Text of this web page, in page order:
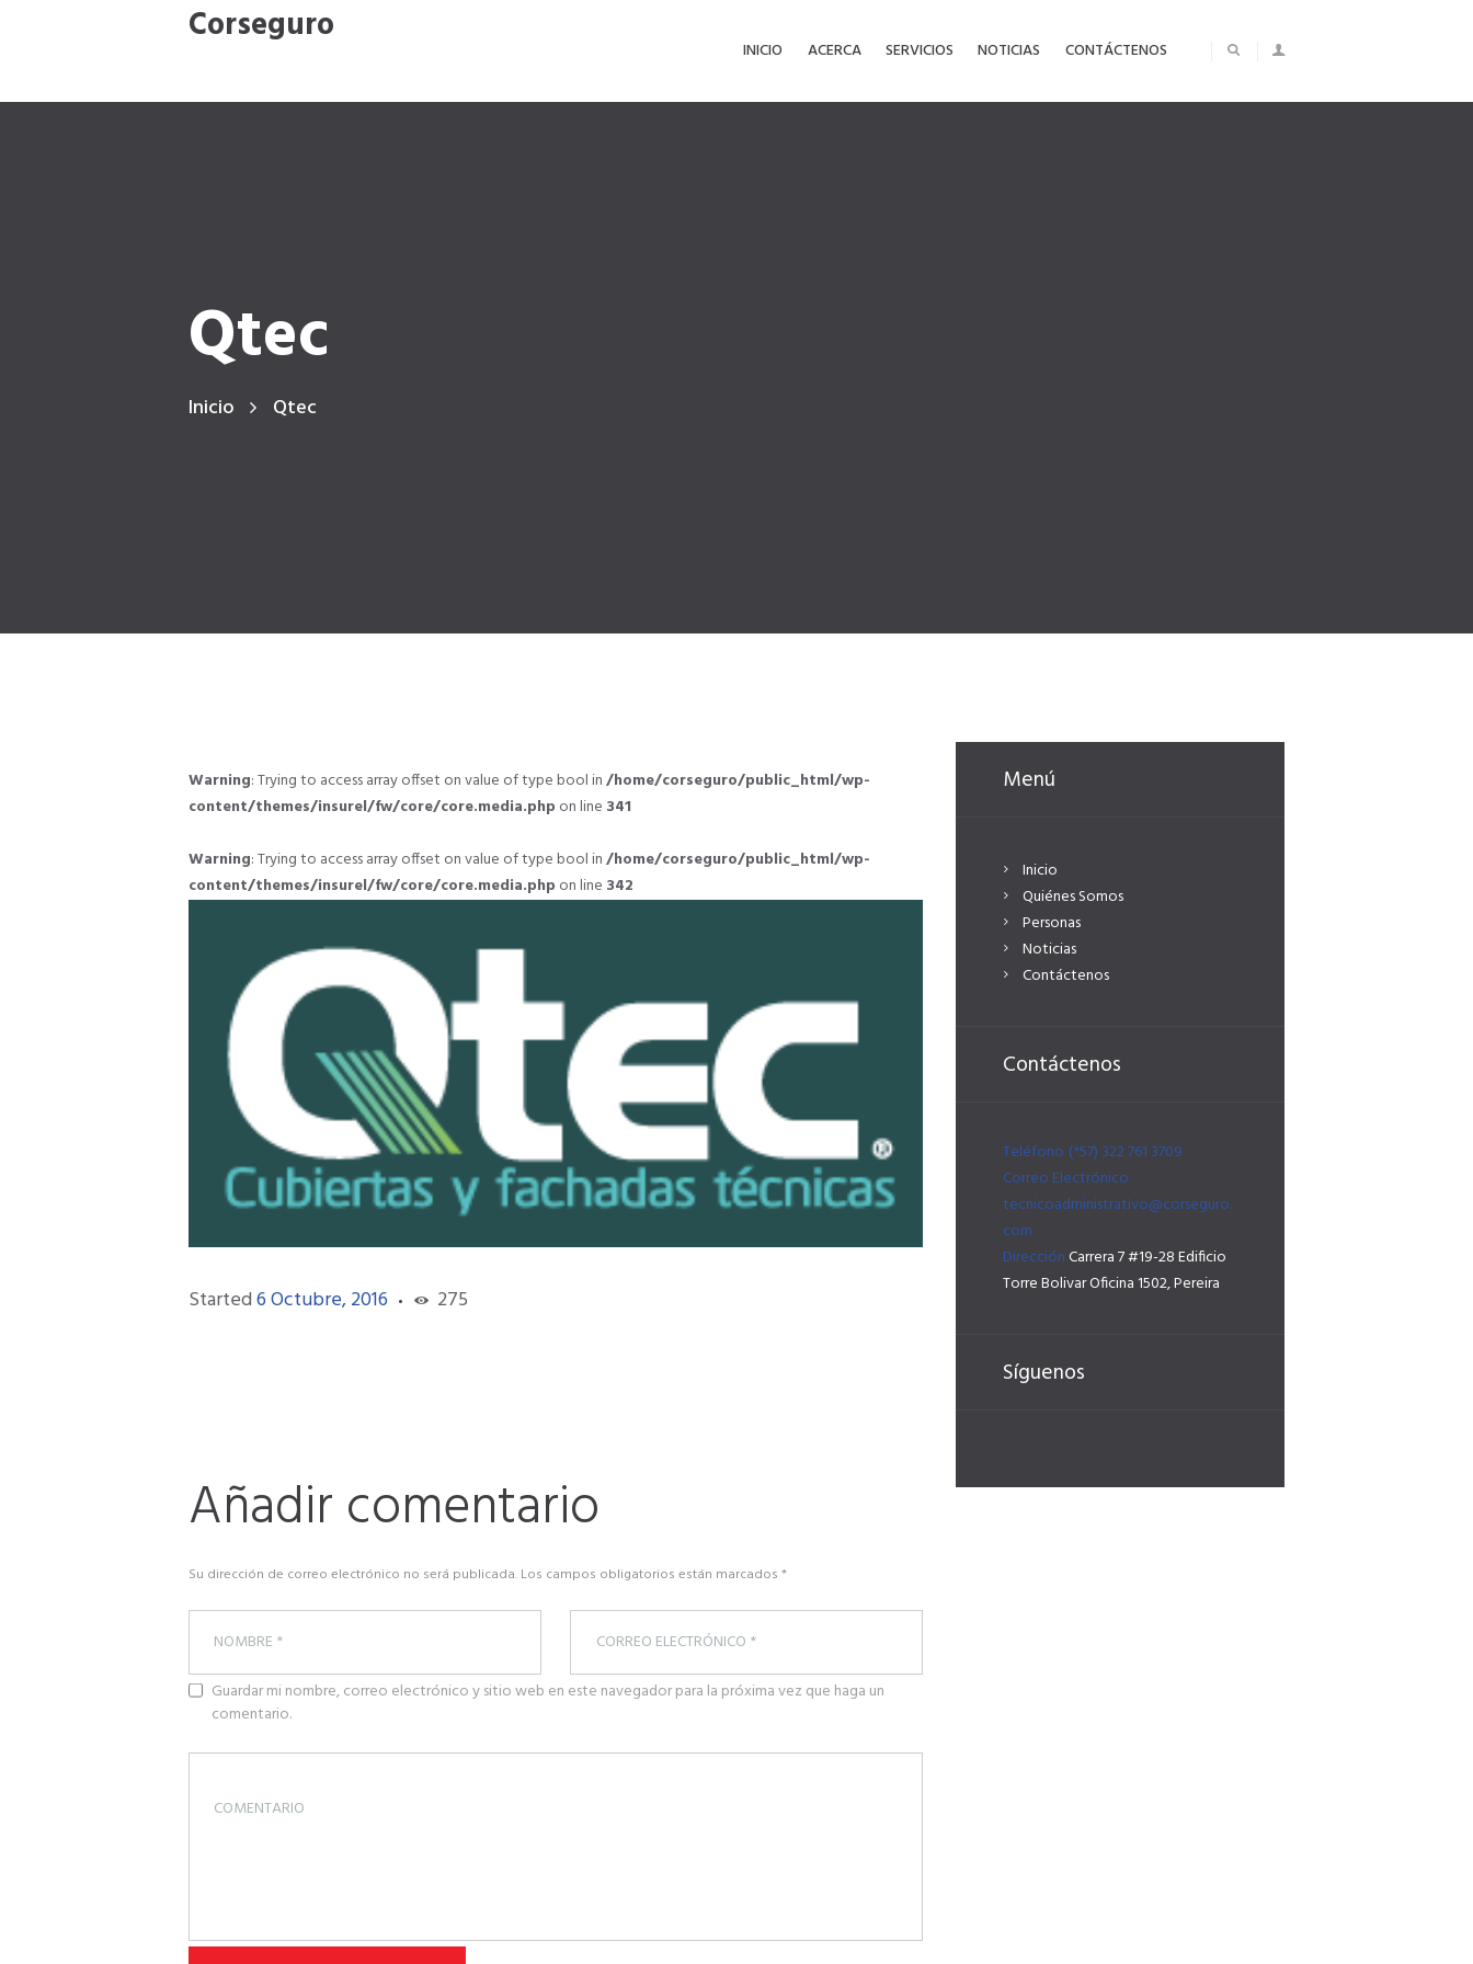
Corseguro
INICIO ACERCA SERVICIOS NOTICIAS CONTÁCTENOS
Qtec
Inicio Qtec
Warning: Trying to access array offset on value of type bool in/home/corseguro/public_html/wp-
content/themes/insurel/fw/core/core.media.php on line 341
Warning: Trying to access array offset on value of type bool in/home/corseguro/public_html/wp-
content/themes/insurel/fw/core/core.media.php on line 342
Started6 Octubre, 2016 275
Añadir comentario
Su dirección de correo electrónico no será publicada. Los campos obligatorios están marcados *
Guardar mi nombre, correo electrónico y sitio web en este navegador para la próxima vez que haga un
comentario.
Menú
Inicio
Quiénes Somos
Personas
Noticias
Contáctenos
Contáctenos
Teléfono (*57) 322 761 3709
Correo Electrónico
tecnicoadministrativo@corseguro.
com
DirecciónCarrera 7 #19-28 Edificio
Torre Bolivar Oficina 1502, Pereira
Síguenos